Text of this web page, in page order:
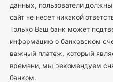
данных, пользователи должны
сайт не несет никакой
Только Ваш банк может
информацию о банковском
важный платеж, который
времени, мы рекомендуем
банком.